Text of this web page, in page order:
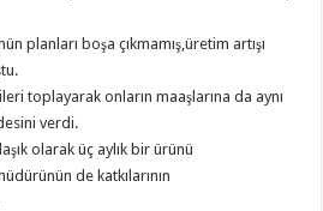
planları boşa çıkmamış,üretim artışı
toplayarak onların maaşlarına da aynı
verdi.
olarak üç aylık bir ürünü
de katkılarının